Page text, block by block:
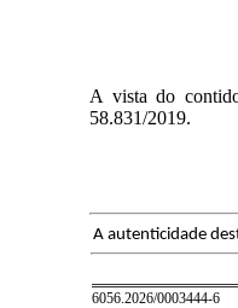
A vista do
58.831/2019.
A autenticidade
6056.2026/0003444-6